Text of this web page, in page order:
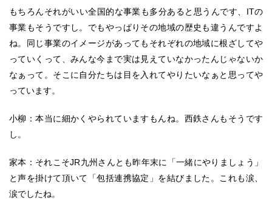
もちろんそれがいい全国的な事業も多分あると思うんです、ITの
事業もそうですし。でもやっぱりその地域の歴史も違うんですよ
ね。同じ事業のイメージがあってもそれぞれの地域に根ざしてや
っていくって、みんな今まで実は見えていなかったんじゃないか
なぁって。そこに自分たちは目を入れてやりたいなぁと思ってや
っています。
小柳：本当に細かくやられていますもんね。西鉄さんもそうです
し。
家本：それこそJR九州さんとも昨年末に「一緒にやりましょう」
と声を掛けて頂いて「包括連携協定」を結びました。これも涙、
涙でしたね。